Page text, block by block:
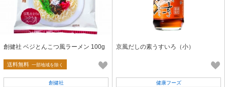
創健社 ベジとんこつ風ラーメン 100g
送料無料 一部地域を除く
創健社
京風だしの素うすいろ（小）
健康フーズ